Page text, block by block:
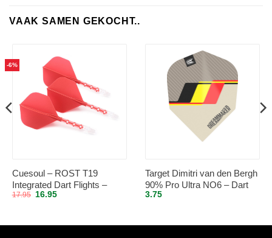
VAAK SAMEN GEKOCHT..
-6%
Cuesoul – ROST T19
Integrated Dart Flights –
Standard Shape – Clear Red
17.95 Oorspronkelijke
16.95Huidige
Target Dimitri van den Bergh
90% Pro Ultra NO6 – Dart
Flights
3.75